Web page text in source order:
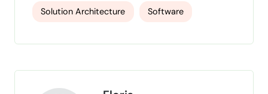
oplossingen
Solution Architecture Software